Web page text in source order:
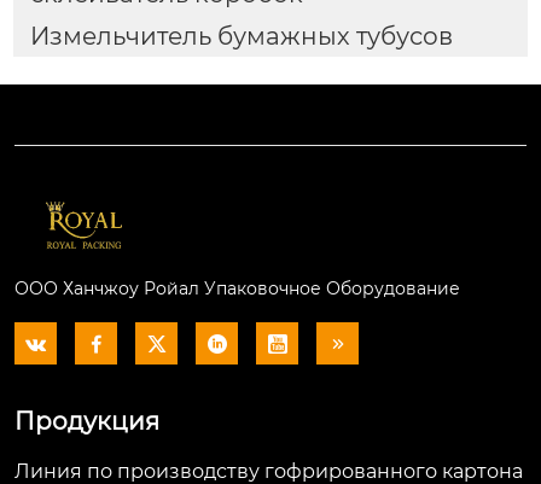
Измельчитель бумажных тубусов
ООО Ханчжоу Ройал Упаковочное Оборудование
     
Продукция
Линия по производству гофрированного картона